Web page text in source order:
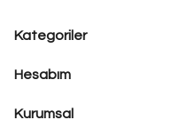
Kategoriler
Hesabım
Kurumsal